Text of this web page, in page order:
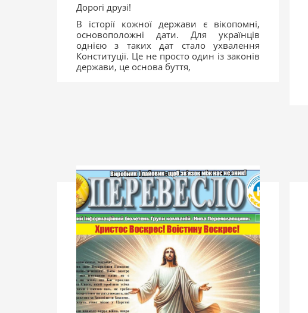
Дорогі друзі!
В історії кожної держави є вікопомні,
основоположні дати. Для українців
однією з таких дат стало ухвалення
Конституції. Це не просто один із законів
держави, це основа буття,